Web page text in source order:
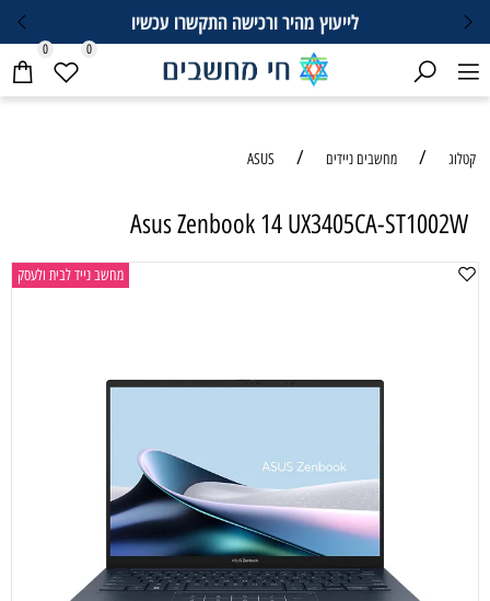
לייעוץ מהיר ורכישה התקשרו עכשיו
0 0
קטלוג / מחשבים ניידים /
ASUS
Asus Zenbook 14 UX3405CA-ST1002W
מחשב נייד לבית ולעסק